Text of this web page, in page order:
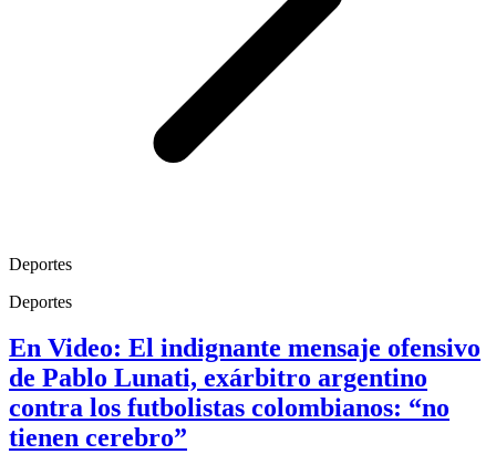
Deportes
Deportes
En Video: El indignante mensaje ofensivo
de Pablo Lunati, exárbitro argentino
contra los futbolistas colombianos: “no
tienen cerebro”